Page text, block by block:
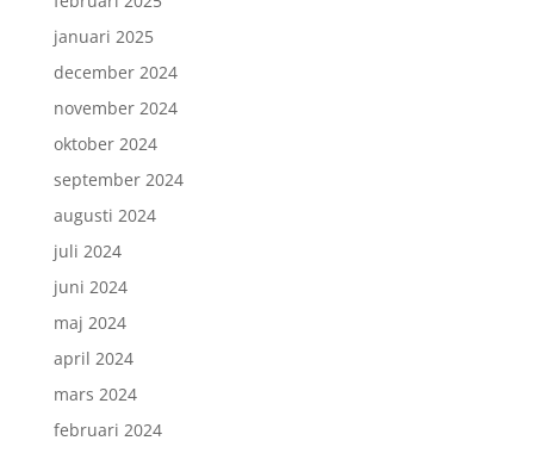
januari 2025
december 2024
november 2024
oktober 2024
september 2024
augusti 2024
juli 2024
juni 2024
maj 2024
april 2024
mars 2024
februari 2024